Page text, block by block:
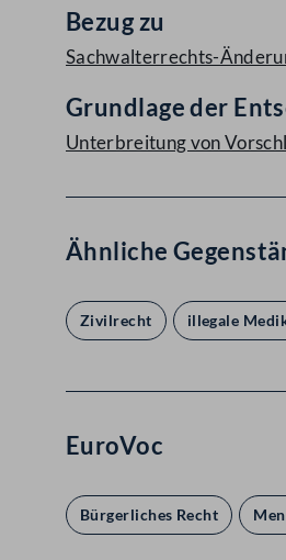
Bezug zu
Sachwalterrechts-
Grundlage der
Unterbreitung von
Ähnliche
Zivilrecht illegale
EuroVoc
Bürgerliches Recht